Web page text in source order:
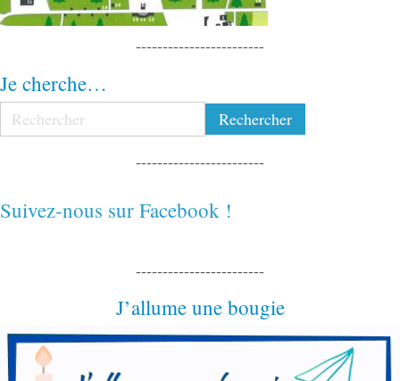
------------------------
Je cherche…
------------------------
Suivez-nous sur Facebook !
------------------------
J’allume une bougie